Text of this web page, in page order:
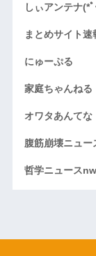
しぃアンテナ(*
まとめサイト速
にゅーぷる
家庭ちゃんねる
オワタあんてな
腹筋崩壊ニュー
哲学ニュース